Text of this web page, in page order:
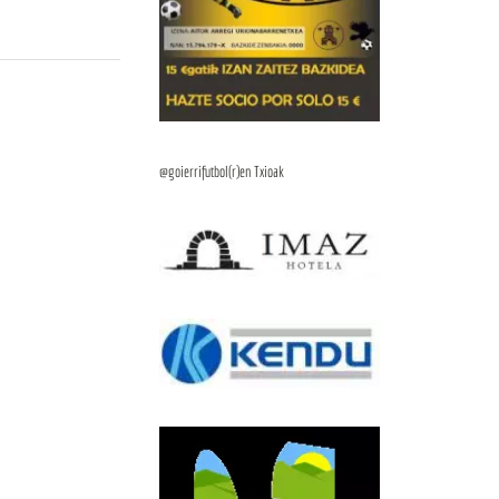
@goierrifutbol(r)en Txioak